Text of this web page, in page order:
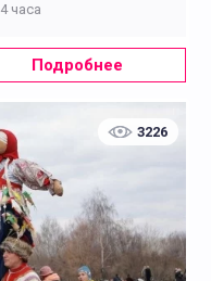
4 часа
Подробнее
3226